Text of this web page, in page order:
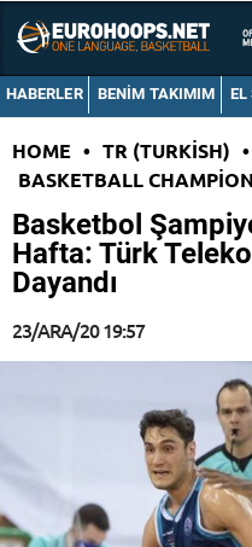
HABERLER BENIM TAKIMIM EL
HOME • TR (TURKISH) •
BASKETBALL
Basketbol
Hafta: Türk
Dayandı
23/ARA/20 19:57